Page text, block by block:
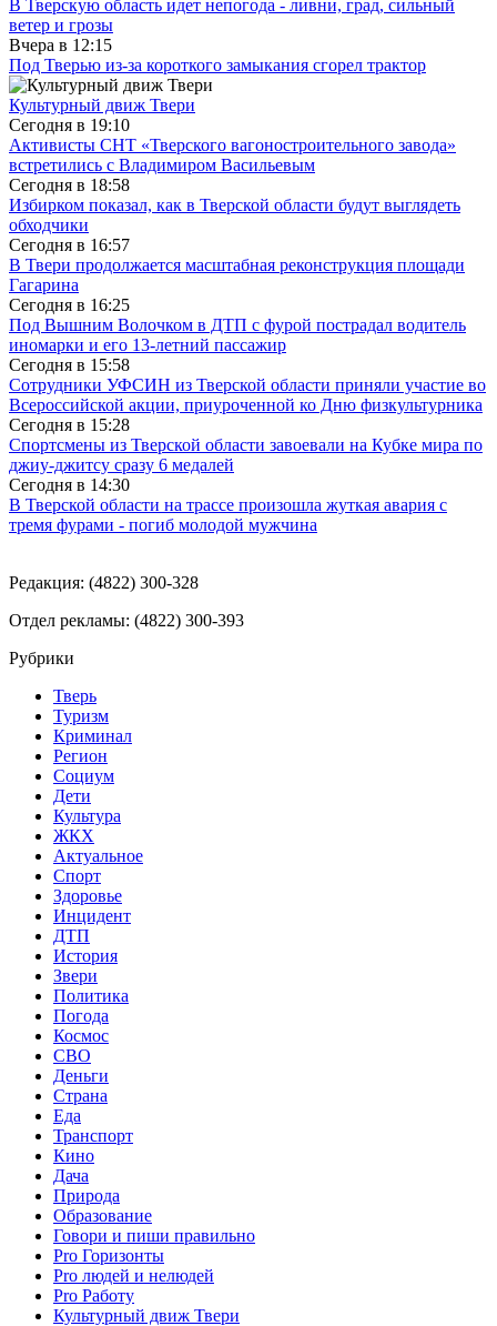
В Тверскую область идет непогода - ливни, град, сильный
ветер и грозы
Вчера в 12:15
Под Тверью из-за короткого замыкания сгорел трактор
Культурный движ Твери
Сегодня в 19:10
Активисты СНТ «Тверского вагоностроительного завода»
встретились с Владимиром Васильевым
Сегодня в 18:58
Избирком показал, как в Тверской области будут выглядеть
обходчики
Сегодня в 16:57
В Твери продолжается масштабная реконструкция площади
Гагарина
Сегодня в 16:25
Под Вышним Волочком в ДТП с фурой пострадал водитель
иномарки и его 13-летний пассажир
Сегодня в 15:58
Сотрудники УФСИН из Тверской области приняли участие во
Всероссийской акции, приуроченной ко Дню физкультурника
Сегодня в 15:28
Спортсмены из Тверской области завоевали на Кубке мира по
джиу-джитсу сразу 6 медалей
Сегодня в 14:30
В Тверской области на трассе произошла жуткая авария с
тремя фурами - погиб молодой мужчина
Редакция: (4822) 300-328
Отдел рекламы: (4822) 300-393
Рубрики
Тверь
Туризм
Криминал
Регион
Социум
Дети
Культура
ЖКХ
Актуальное
Спорт
Здоровье
Инцидент
ДТП
История
Звери
Политика
Погода
Космос
СВО
Деньги
Страна
Еда
Транспорт
Кино
Дача
Природа
Образование
Говори и пиши правильно
Pro Горизонты
Pro людей и нелюдей
Pro Работу
Культурный движ Твери